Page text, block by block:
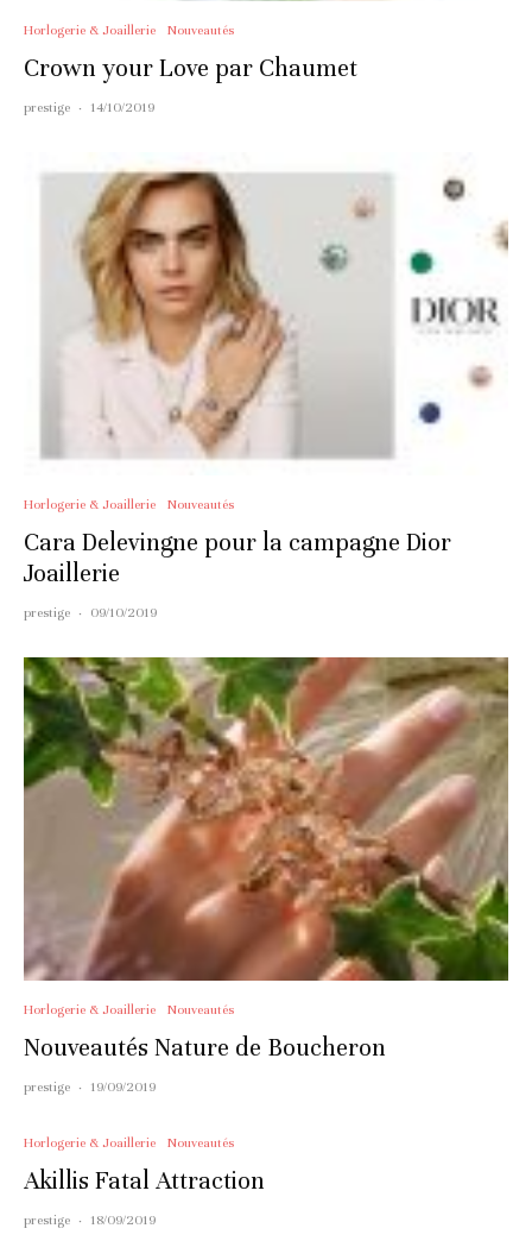
Horlogerie & Joaillerie Nouveautés
Crown your Love par Chaumet
prestige · 14/10/2019
Horlogerie & Joaillerie Nouveautés
Cara Delevingne pour la campagne Dior
Joaillerie
prestige · 09/10/2019
Horlogerie & Joaillerie Nouveautés
Nouveautés Nature de Boucheron
prestige · 19/09/2019
Horlogerie & Joaillerie Nouveautés
Akillis Fatal Attraction
prestige · 18/09/2019